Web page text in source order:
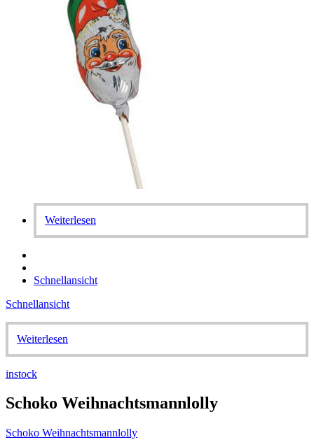
Weiterlesen
Schnellansicht
Schnellansicht
Weiterlesen
instock
Schoko Weihnachtsmannlolly
Schoko Weihnachtsmannlolly